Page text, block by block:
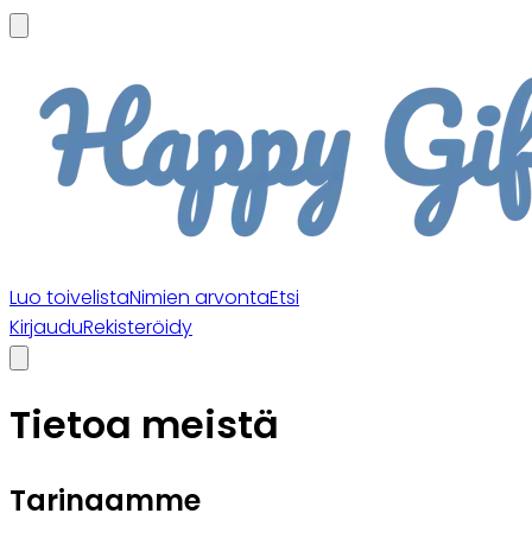
Luo toivelistaNimien arvontaEtsi
KirjauduRekisteröidy
Tietoa meistä
Tarinaamme